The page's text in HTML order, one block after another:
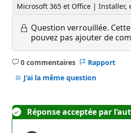
Microsoft 365 et Office |
Question verrouillée.
pouvez pas ajouter de
0 commentaires
Aucun
commentaire
Rapport
J’ai la même question
Réponse acceptée par